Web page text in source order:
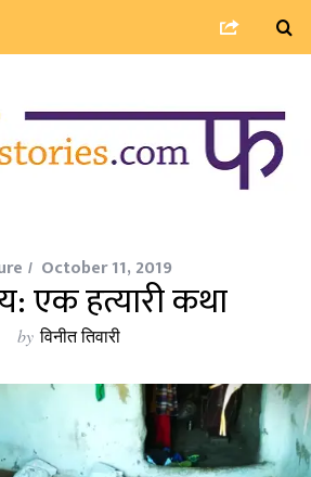
October 11, 2019
एक हत्यारी कथा
by विनीत तिवारी